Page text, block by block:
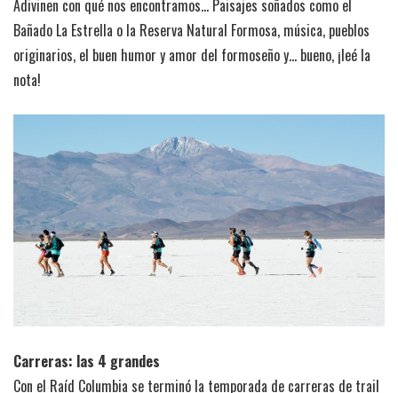
Adivinen con qué nos encontramos… Paisajes soñados como el
Bañado La Estrella o la Reserva Natural Formosa, música, pueblos
originarios, el buen humor y amor del formoseño y… bueno, ¡leé la
nota!
Carreras: las 4 grandes
Con el Raíd Columbia se terminó la temporada de carreras de trail